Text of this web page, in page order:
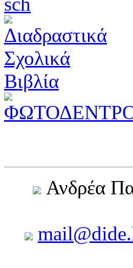
Ανδρέα